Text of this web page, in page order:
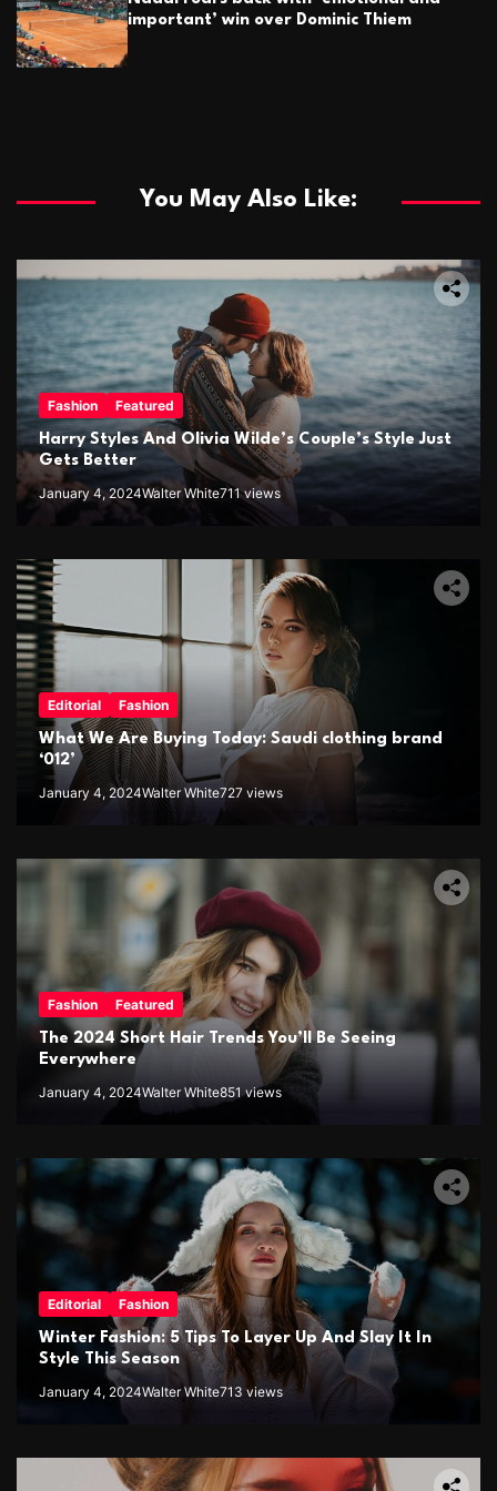
important’ win over Dominic Thiem
You May Also Like:
Fashion Featured
Harry Styles And Olivia Wilde’s Couple’s Style Just
Gets Better
January 4, 2024Walter White711 views
Editorial Fashion
What We Are Buying Today: Saudi clothing brand
‘012’
January 4, 2024Walter White727 views
Fashion Featured
The 2024 Short Hair Trends You’ll Be Seeing
Everywhere
January 4, 2024Walter White851 views
Editorial Fashion
Winter Fashion: 5 Tips To Layer Up And Slay It In
Style This Season
January 4, 2024Walter White713 views